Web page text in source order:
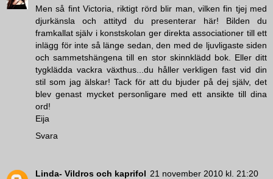
Men så fint Victoria, riktigt rörd blir man, vilken fin tjej med
djurkänsla och attityd du presenterar här! Bilden du
framkallat själv i konstskolan ger direkta associationer till ett
inlägg för inte så länge sedan, den med de ljuvligaste siden
och sammetshängena till en stor skinnklädd bok. Eller ditt
tygklädda vackra växthus...du håller verkligen fast vid din
stil som jag älskar! Tack för att du bjuder på dej själv, det
blev genast mycket personligare med ett ansikte till dina
ord!
Eija
Svara
Linda- Vildros och kaprifol 21 november 2010 kl. 21:20